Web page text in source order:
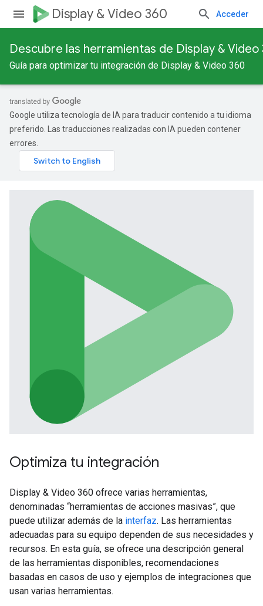
Display & Video 360 Acceder
Descubre las herramientas de Display &
Guía para optimizar tu integración de Display & Video 360
Google utiliza tecnología de IA para traducir contenido a tu idioma
preferido. Las traducciones realizadas con IA pueden contener
errores.
Optimiza tu integración
Display & Video 360 ofrece varias herramientas,
denominadas “herramientas de acciones masivas”, que
puede utilizar además de la interfaz. Las herramientas
adecuadas para su equipo dependen de sus necesidades y
recursos. En esta guía, se ofrece una descripción general
de las herramientas disponibles, recomendaciones
basadas en casos de uso y ejemplos de integraciones que
usan varias herramientas.